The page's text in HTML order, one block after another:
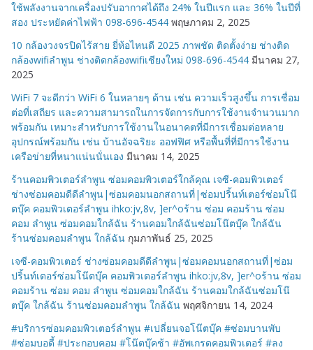
ใช้พลังงานจากเครื่องปรับอากาศได้ถึง 24% ในปีแรก และ 36% ในปีที่
สอง ประหยัดค่าไฟฟ้า 098-696-4544 พฤษภาคม 2, 2025
10 กล้องวงจรปิดไร้สาย ยี่ห้อไหนดี 2025 ภาพชัด ติดตั้งง่าย ช่างติด
กล้องwifiลำพูน ช่างติดกล้องwifiเชียงใหม่ 098-696-4544 มีนาคม 27,
2025
WiFi 7 จะดีกว่า WiFi 6 ในหลายๆ ด้าน เช่น ความเร็วสูงขึ้น การเชื่อม
ต่อที่เสถียร และความสามารถในการจัดการกับการใช้งานจำนวนมาก
พร้อมกัน เหมาะสำหรับการใช้งานในอนาคตที่มีการเชื่อมต่อหลาย
อุปกรณ์พร้อมกัน เช่น บ้านอัจฉริยะ ออฟฟิศ หรือพื้นที่ที่มีการใช้งาน
เครือข่ายที่หนาแน่นนั่นเอง มีนาคม 14, 2025
ร้านคอมพิวเตอร์ลำพูน ซ่อมคอมพิวเตอร์ใกล้คุณ เจซี-คอมพิวเตอร์
ช่างซ่อมคอมดีดีลำพูน|ซ่อมคอมนอกสถานที่|ซ่อมปริ้นท์เตอร์ซ่อมโน๊
ตบุ๊ค คอมพิวเตอร์ลำพูน ihko:jv,8v, ]er^oร้าน ซ่อม คอมร้าน ซ่อม
คอม ลำพูน ซ่อมคอมใกล้ฉัน ร้านคอมใกล้ฉันซ่อมโน๊ตบุ๊ค ใกล้ฉัน
ร้านซ่อมคอมลำพูน ใกล้ฉัน กุมภาพันธ์ 25, 2025
เจซี-คอมพิวเตอร์ ช่างซ่อมคอมดีดีลำพูน|ซ่อมคอมนอกสถานที่|ซ่อม
ปริ้นท์เตอร์ซ่อมโน๊ตบุ๊ค คอมพิวเตอร์ลำพูน ihko:jv,8v, ]er^oร้าน ซ่อม
คอมร้าน ซ่อม คอม ลำพูน ซ่อมคอมใกล้ฉัน ร้านคอมใกล้ฉันซ่อมโน๊
ตบุ๊ค ใกล้ฉัน ร้านซ่อมคอมลำพูน ใกล้ฉัน พฤศจิกายน 14, 2024
#บริการซ่อมคอมพิวเตอร์ลำพูน #เปลี่ยนจอโน๊ตบุ๊ค #ซ่อมบานพับ
#ซ่อมบอดี้ #ประกอบคอม #โน๊ตบุ๊คช้า #อัพเกรดคอมพิวเตอร์ #ลง